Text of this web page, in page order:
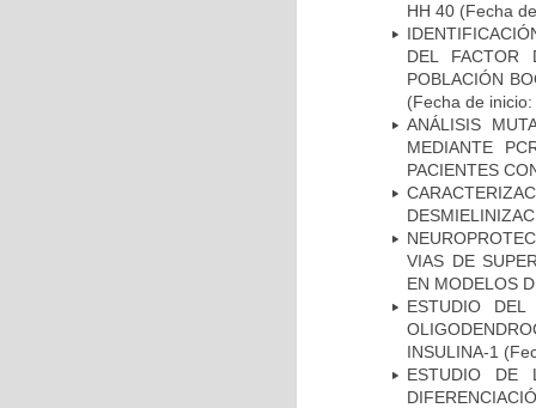
HH 40 (Fecha
DEL FACTOR
POBLACIÓN
(Fecha de
ANÁLISIS
MEDIANTE
PACIENTES
VIAS DE
EN MODELOS
ESTUDIO
INSULINA-1
ESTUDIO DE